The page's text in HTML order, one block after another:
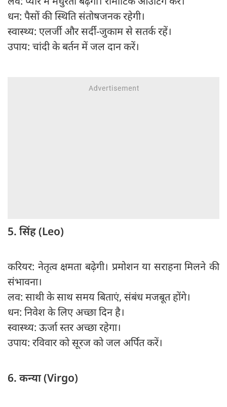
धन: पैसों की स्थिति संतोषजनक रहेगी।
स्वास्थ्य: एलर्जी और सर्दी-जुकाम से सतर्क रहें।
उपाय: चांदी के बर्तन में जल दान करें।
5. सिंह (Leo)
करियर: नेतृत्व क्षमता बढ़ेगी। प्रमोशन या सराहना मिलने की
संभावना।
लव: साथी के साथ समय बिताएं, संबंध मजबूत होंगे।
धन: निवेश के लिए अच्छा दिन है।
स्वास्थ्य: ऊर्जा स्तर अच्छा रहेगा।
उपाय: रविवार को सूरज को जल अर्पित करें।
6. कन्या (Virgo)